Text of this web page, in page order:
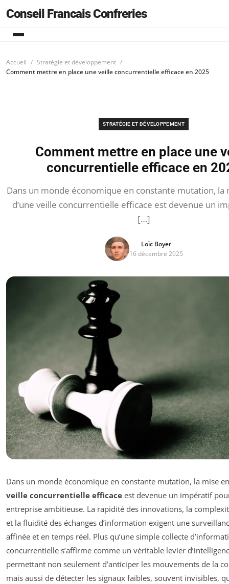
Conseil Francais Confreries
Accueil
Stratégie et développement
Comment mettre en place une veille concurrentielle efficace en 2025
STRATÉGIE ET DÉVELOPPEMENT
Comment mettre en place une
concurrentielle efficace en
Dans un monde économique en constante mutation, la
d’une veille concurrentielle efficace est devenue un
[…]
Loïc Boyer
16 décembre 2025
Dans un monde économique en constante mutation, la mise
veille concurrentielle efficace est devenue un impératif
entreprise ambitieuse. La rapidité des innovations, la
et la fluidité des échanges d’information exigent une
affinée et en temps réel. Plus qu’une simple collecte
concurrentielle s’affirme comme un véritable levier
permettant non seulement d’anticiper les mouvements de la
mais aussi de détecter les signaux faibles, souvent invisibles,